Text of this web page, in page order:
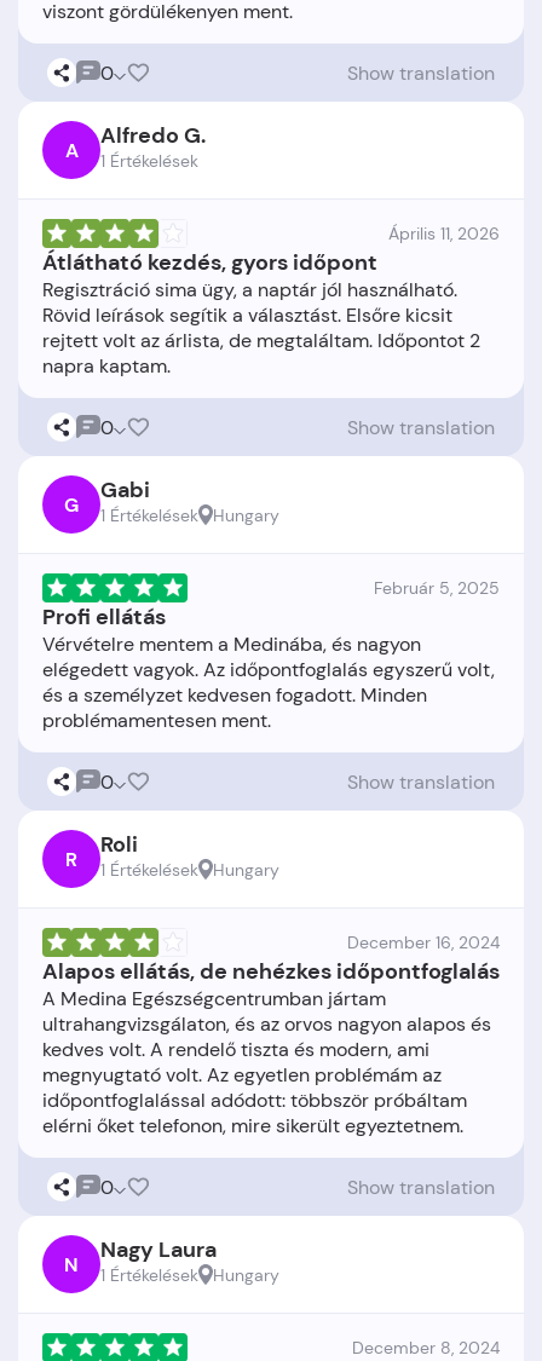
0 Show translation
A Alfredo G.
1 Értékelések
Április 11, 2026
Átlátható kezdés, gyors időpont
Regisztráció sima ügy, a naptár jól használható.
Rövid leírások segítik a választást. Elsőre kicsit
rejtett volt az árlista, de megtaláltam. Időpontot 2
0 Show translation
G Gabi
1 Értékelések Hungary
Február 5, 2025
Profi ellátás
Vérvételre mentem a Medinába, és nagyon
elégedett vagyok. Az időpontfoglalás egyszerű volt,
és a személyzet kedvesen fogadott. Minden
0 Show translation
R Roli
1 Értékelések Hungary
December 16, 2024
Alapos ellátás, de nehézkes időpontfoglalás
A Medina Egészségcentrumban jártam
ultrahangvizsgálaton, és az orvos nagyon alapos és
kedves volt. A rendelő tiszta és modern, ami
megnyugtató volt. Az egyetlen problémám az
időpontfoglalással adódott: többször próbáltam
0 Show translation
N Nagy Laura
1 Értékelések Hungary
December 8, 2024